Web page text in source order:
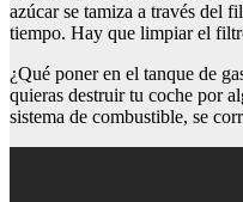
azúcar se tamiza a través del
tiempo. Hay que limpiar el
¿Qué poner en el tanque de
quieras destruir tu coche por
sistema de combustible, se